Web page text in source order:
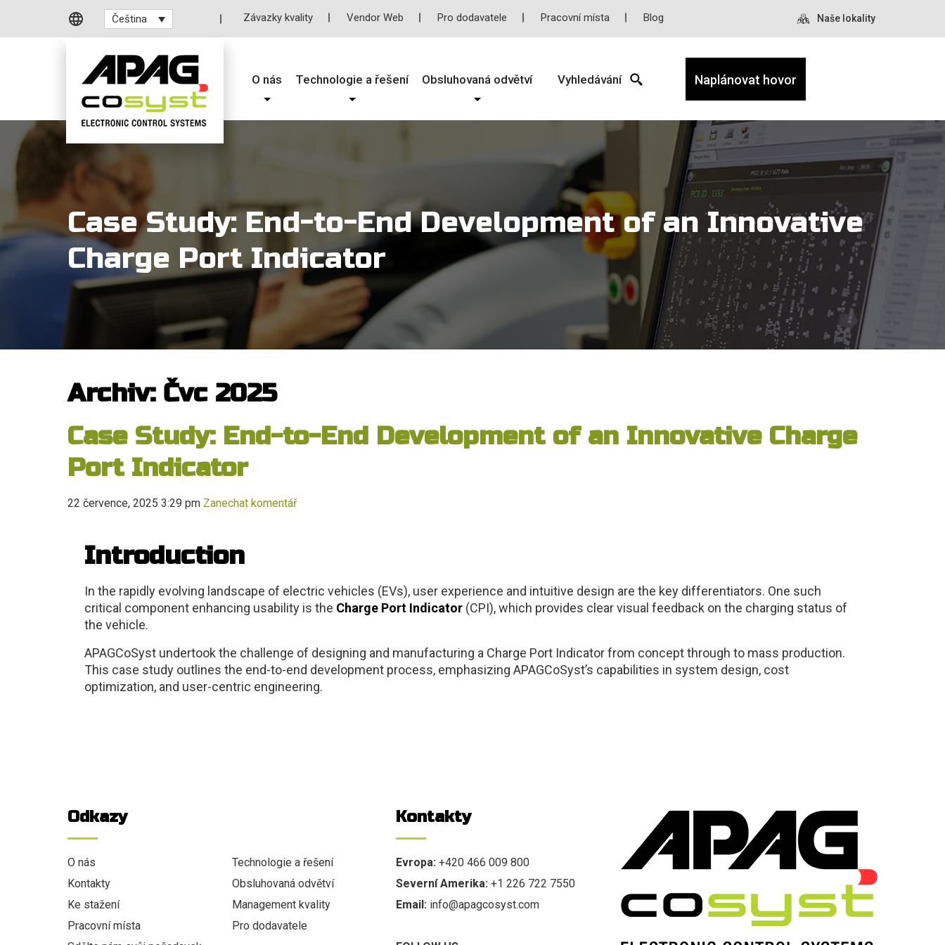
Čeština Závazky kvality Vendor Web Pro dodavatele Pracovní místa Blog Naše lokality
O nás Technologie a řešení Obsluhovaná odvětví Vyhledávání Naplánovat hovor
Case Study: End-to-End Development of an Innovative
Charge Port Indicator
Archiv: Čvc 2025
Case Study: End-to-End Development of an Innovative Charge
Port Indicator
22 července, 2025 3:29 pm Zanechat komentář
Introduction
In the rapidly evolving landscape of electric vehicles (EVs), user experience and intuitive design are the key differentiators. One such
critical component enhancing usability is the Charge Port Indicator (CPI), which provides clear visual feedback on the charging status of
the vehicle.
APAGCoSyst undertook the challenge of designing and manufacturing a Charge Port Indicator from concept through to mass production.
This case study outlines the end-to-end development process, emphasizing APAGCoSyst’s capabilities in system design, cost
optimization, and user-centric engineering.
Odkazy
O nás
Kontakty
Ke stažení
Pracovní místa
Technologie a řešení
Obsluhovaná odvětví
Management kvality
Pro dodavatele
Kontakty
Evropa: +420 466 009 800
Severní Amerika: +1 226 722 7550
Email: info@apagcosyst.com